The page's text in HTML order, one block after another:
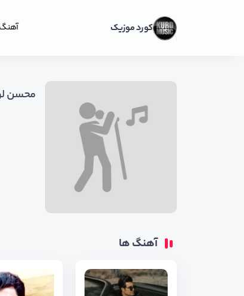
کورد موزیک آهنگ
محسن
آهنگ ها